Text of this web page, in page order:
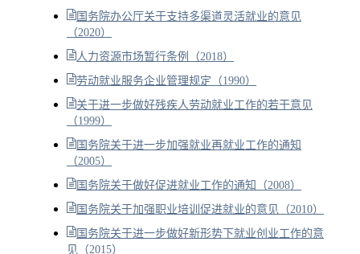
国务院办公厅关于支持多渠道灵活就业的意见
（2020）
人力资源市场暂行条例（2018）
劳动就业服务企业管理规定（1990）
关于进一步做好残疾人劳动就业工作的若干意见
（1999）
国务院关于进一步加强就业再就业工作的通知
（2005）
国务院关于做好促进就业工作的通知（2008）
国务院关于加强职业培训促进就业的意见（2010）
国务院关于进一步做好新形势下就业创业工作的意
见（2015）